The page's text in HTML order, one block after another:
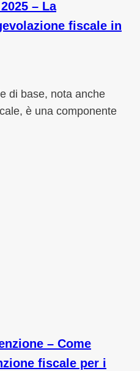
– La
fiscale in
di base, nota anche
è una componente
– Come
fiscale per i